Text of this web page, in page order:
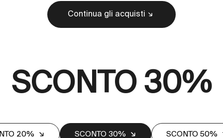
Continua gli acquisti
SCONTO 30%
20% SCONTO 30% SCONTO 50%